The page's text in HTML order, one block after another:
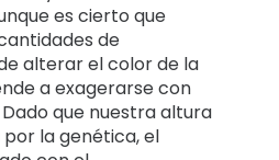
es cierto que
de
alterar el color de la
a exagerarse con
que nuestra altura
la genética, el